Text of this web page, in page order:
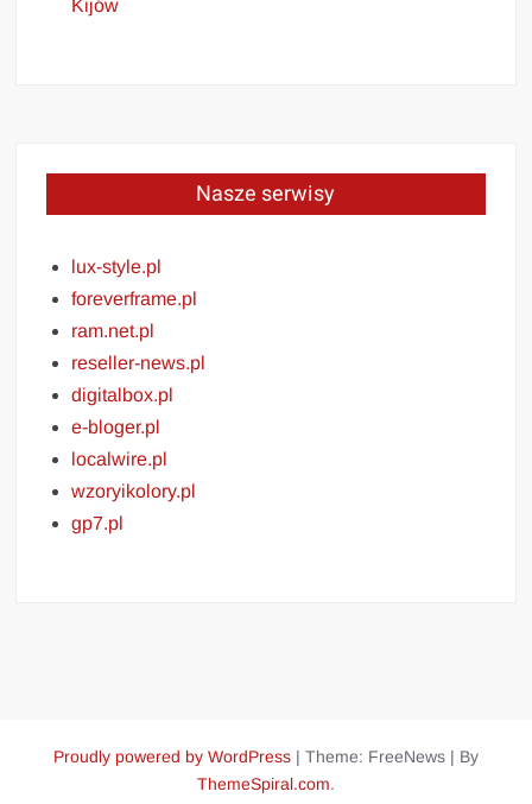
Kijów
Nasze serwisy
lux-style.pl
foreverframe.pl
ram.net.pl
reseller-news.pl
digitalbox.pl
e-bloger.pl
localwire.pl
wzoryikolory.pl
gp7.pl
Proudly powered by WordPress | Theme: FreeNews | By
ThemeSpiral.com.